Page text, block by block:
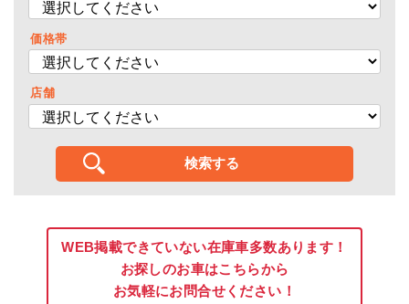
価格帯
店舗
WEB掲載できていない在庫車多数あります！
お探しのお車はこちらから
お気軽にお問合せください！